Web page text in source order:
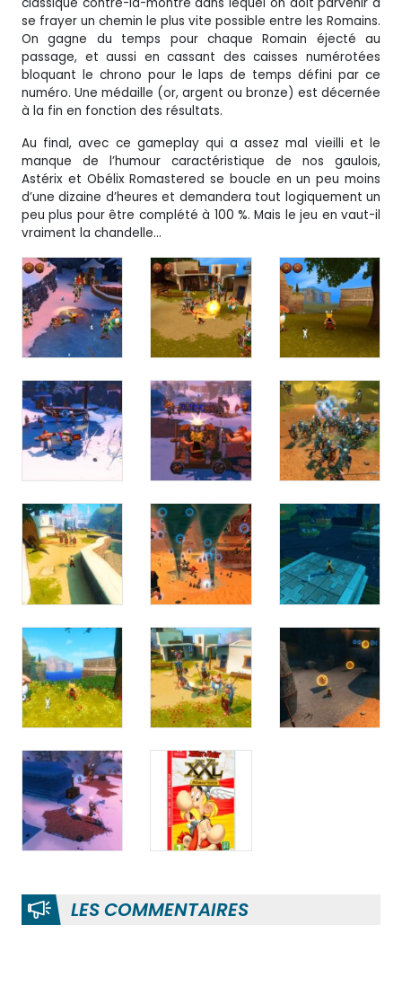
se frayer un chemin le plus vite possible entre les Romains.
On gagne du temps pour chaque Romain éjecté au
passage, et aussi en cassant des caisses numérotées
bloquant le chrono pour le laps de temps défini par ce
numéro. Une médaille (or, argent ou bronze) est décernée
à la fin en fonction des résultats.
Au final, avec ce gameplay qui a assez mal vieilli et le
manque de l’humour caractéristique de nos gaulois,
Astérix et Obélix Romastered se boucle en un peu moins
d’une dizaine d’heures et demandera tout logiquement un
peu plus pour être complété à 100 %. Mais le jeu en vaut-il
vraiment la chandelle…
LES COMMENTAIRES